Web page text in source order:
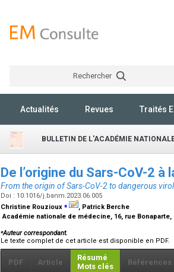
Rechercher
Actualités Revues Traités
BULLETIN DE L'ACADÉMIE
De l’origine du Sars-CoV-2
From the origin of Sars-CoV-2 to dangerous
Doi : 10.1016/j.banm.2023.06.005
Christine Rouzioux ⁎
, Patrick Berche
Académie nationale de médecine, 16, rue Bonaparte,
⁎Auteur correspondant.
Le texte complet de cet article est disponible en PDF.
PDF Article
Résumé
Mots clés
Références